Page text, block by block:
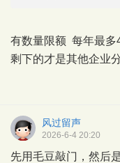
有数量限额 每年最
剩下的才是其他企业
风过留声
2026-6-4 20:20
先用毛豆敲门，然后